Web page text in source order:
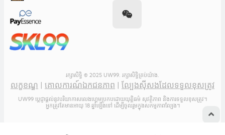
រក្សាសិទ្ធិ © 2025 UW99. រក្សាសិទ្ធិគ្រប់យ៉ាង.
លក្ខខណ្ឌ គោលការណ៍ឯកជនភាព ល្បែងស៊ីសងដែលទទួលខុសត្រូវ
UW99 ប្តេជ្ញាផ្តល់នូវបរិយាកាសលេងហ្គេមប្រកបដោយយុត្តិធម៌ សុវត្ថិភាព និងការទទួលខុសត្រូវ។
អ្នកត្រូវតែមានអាយុ 18 ឆ្នាំឡើងទៅ ដើម្បីចូលរួមក្នុងសកម្មភាពល្បែង។